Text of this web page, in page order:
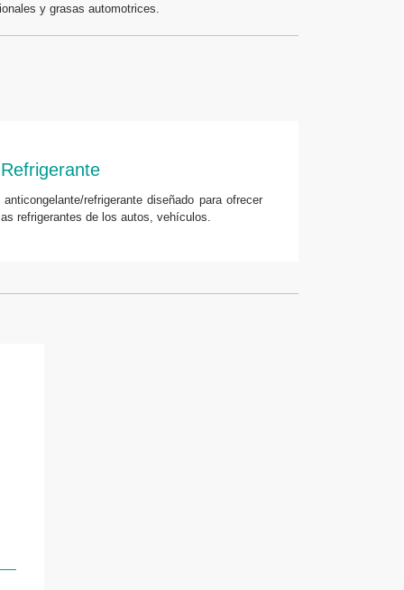
y grasas automotrices.
Refrigerante
refrigerante diseñado para ofrecer
refrigerantes de los autos, vehículos.